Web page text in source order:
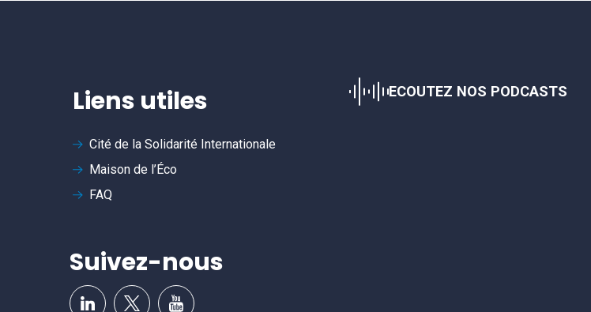
Liens utiles
Cité de la Solidarité Internationale
Maison de l’Éco
FAQ
Suivez-nous
ECOUTEZ NOS PODCASTS